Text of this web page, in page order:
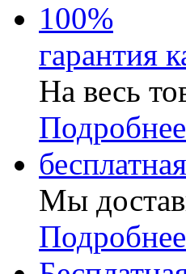
100%
гарантия
На весь
Мы